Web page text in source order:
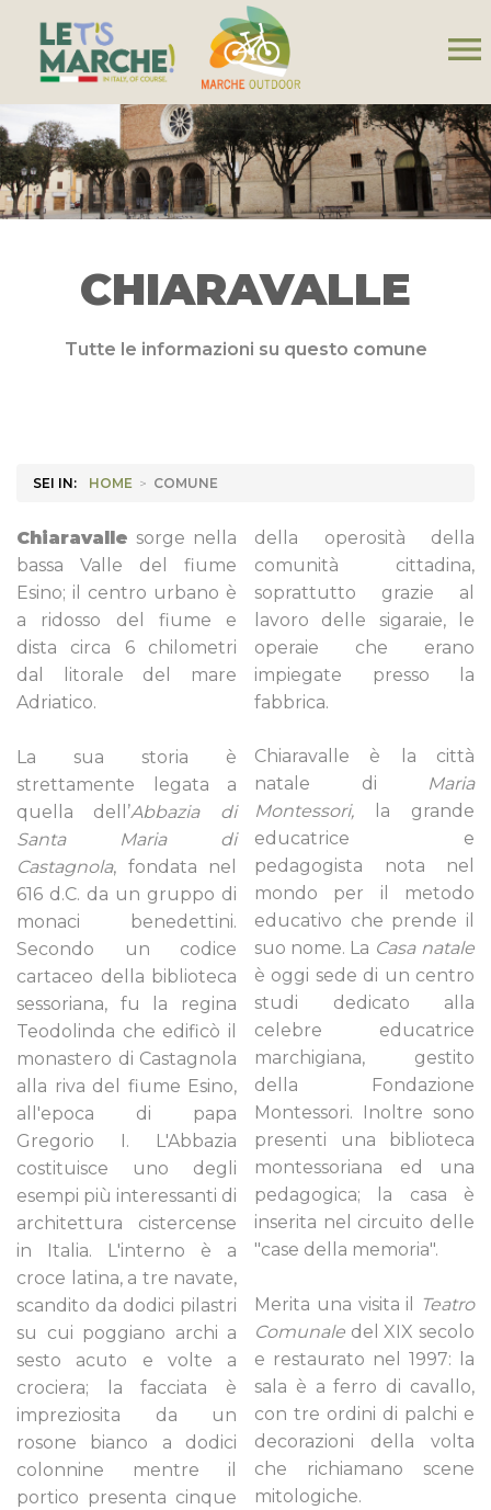
menu
CHIARAVALLE
Tutte le informazioni su questo comune
SEI IN: HOME > COMUNE
Chiaravalle sorge nella
bassa Valle del fiume
Esino; il centro urbano è
a ridosso del fiume e
dista circa 6 chilometri
dal litorale del mare
Adriatico.
La sua storia è
strettamente legata a
quella dell’Abbazia di
Santa Maria di
Castagnola, fondata nel
616 d.C. da un gruppo di
monaci benedettini.
Secondo un codice
cartaceo della biblioteca
sessoriana, fu la regina
Teodolinda che edificò il
monastero di Castagnola
alla riva del fiume Esino,
all'epoca di papa
Gregorio I. L'Abbazia
costituisce uno degli
esempi più interessanti di
architettura cistercense
in Italia. L'interno è a
croce latina, a tre navate,
scandito da dodici pilastri
su cui poggiano archi a
sesto acuto e volte a
crociera; la facciata è
impreziosita da un
rosone bianco a dodici
colonnine mentre il
portico presenta cinque
della operosità della
comunità cittadina,
soprattutto grazie al
lavoro delle sigaraie, le
operaie che erano
impiegate presso la
fabbrica.
Chiaravalle è la città
natale di
Maria
Montessori,
la grande
educatrice e
pedagogista nota nel
mondo per il metodo
educativo che prende il
suo nome. La Casa natale
è oggi sede di un centro
studi dedicato alla
celebre educatrice
marchigiana, gestito
della Fondazione
Montessori. Inoltre sono
presenti una biblioteca
montessoriana ed una
pedagogica; la casa è
inserita nel circuito delle
"case della memoria".
Merita una visita il
Teatro
Comunale del XIX secolo
e restaurato nel 1997: la
sala è a ferro di cavallo,
con tre ordini di palchi e
decorazioni della volta
che richiamano scene
mitologiche.